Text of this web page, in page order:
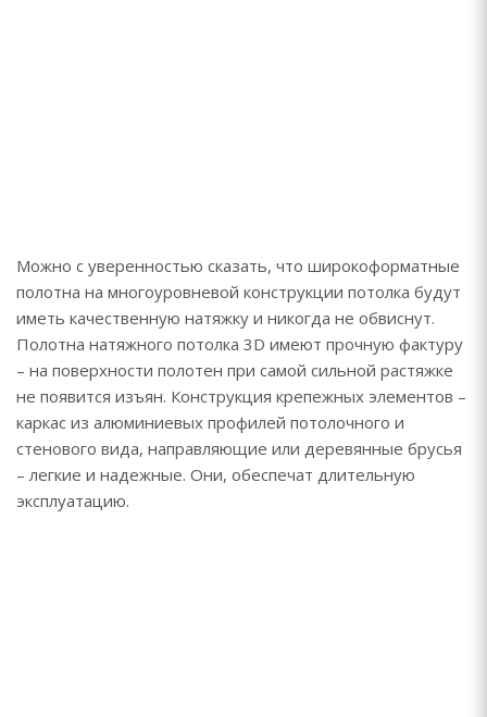
Можно с уверенностью сказать, что широкоформатные
полотна на многоуровневой конструкции потолка будут
иметь качественную натяжку и никогда не обвиснут.
Полотна натяжного потолка 3D имеют прочную фактуру
– на поверхности полотен при самой сильной растяжке
не появится изъян. Конструкция крепежных элементов –
каркас из алюминиевых профилей потолочного и
стенового вида, направляющие или деревянные брусья
– легкие и надежные. Они, обеспечат длительную
эксплуатацию.